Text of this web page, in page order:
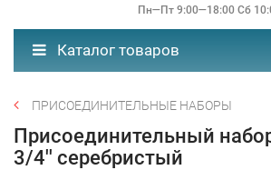
Пн—Пт 9:00—18:00 Сб
Каталог товаров
ПРИСОЕДИНИТЕЛЬНЫЕ НАБОРЫ
Присоединительный
3/4'' серебристый